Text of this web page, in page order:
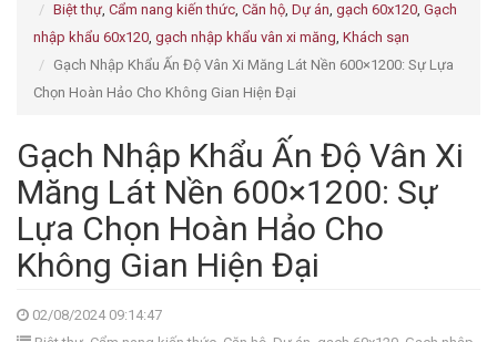
Biệt thự, Cẩm nang kiến thức, Căn hộ, Dự án, gạch 60x120, Gạch
nhập khẩu 60x120, gạch nhập khẩu vân xi măng, Khách sạn
Gạch Nhập Khẩu Ấn Độ Vân Xi Măng Lát Nền 600×1200: Sự Lựa
Chọn Hoàn Hảo Cho Không Gian Hiện Đại
Gạch Nhập Khẩu Ấn Độ Vân Xi
Măng Lát Nền 600×1200: Sự
Lựa Chọn Hoàn Hảo Cho
Không Gian Hiện Đại
02/08/2024 09:14:47